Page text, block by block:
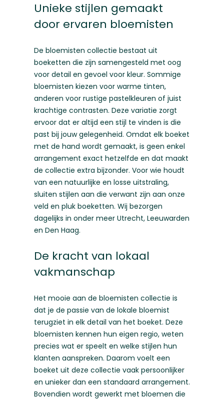
Unieke stijlen gemaakt
door ervaren bloemisten
De bloemisten collectie bestaat uit
boeketten die zijn samengesteld met oog
voor detail en gevoel voor kleur. Sommige
bloemisten kiezen voor warme tinten,
anderen voor rustige pastelkleuren of juist
krachtige contrasten. Deze variatie zorgt
ervoor dat er altijd een stijl te vinden is die
past bij jouw gelegenheid. Omdat elk boeket
met de hand wordt gemaakt, is geen enkel
arrangement exact hetzelfde en dat maakt
de collectie extra bijzonder. Voor wie houdt
van een natuurlijke en losse uitstraling,
sluiten stijlen aan die verwant zijn aan onze
veld en pluk boeketten. Wij bezorgen
dagelijks in onder meer Utrecht, Leeuwarden
en Den Haag.
De kracht van lokaal
vakmanschap
Het mooie aan de bloemisten collectie is
dat je de passie van de lokale bloemist
terugziet in elk detail van het boeket. Deze
bloemisten kennen hun eigen regio, weten
precies wat er speelt en welke stijlen hun
klanten aanspreken. Daarom voelt een
boeket uit deze collectie vaak persoonlijker
en unieker dan een standaard arrangement.
Bovendien wordt gewerkt met bloemen die